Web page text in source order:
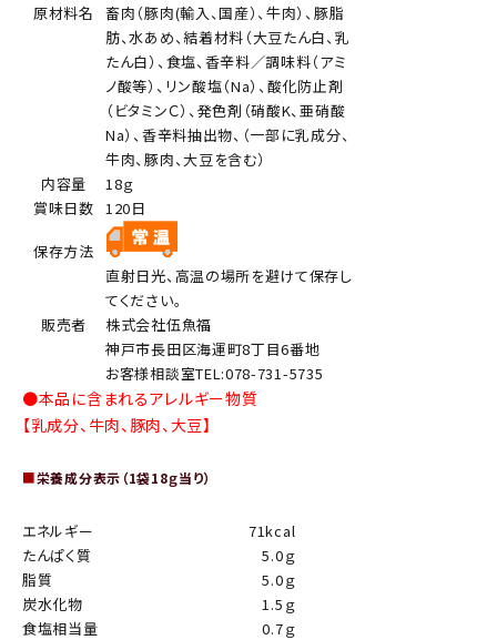
原材料名
畜肉（豚肉(輸入、国産）、牛肉）、豚脂
肪、水あめ、結着材料（大豆たん白、乳
たん白）、食塩、香辛料／調味料（アミ
ノ酸等）、リン酸塩（Na）、酸化防止剤
（ビタミンＣ）、発色剤（硝酸K、亜硝酸
Na）、香辛料抽出物、（一部に乳成分、
牛肉、豚肉、大豆を含む）
内容量
18ｇ
賞味日数
120日
保存方法
直射日光、高温の場所を避けて保存し
てください。
販売者
株式会社伍魚福
神戸市長田区海運町8丁目6番地
お客様相談室TEL:078-731-5735
●本品に含まれるアレルギー物質
【乳成分、牛肉、豚肉、大豆】
■栄養成分表示（1袋18ｇ当り）
エネルギー
71kcal
たんぱく質
5.0ｇ
脂質
5.0ｇ
炭水化物
1.5ｇ
食塩相当量
0.7ｇ